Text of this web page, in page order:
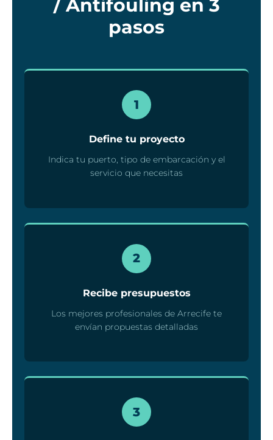
/ Antifouling en 3
pasos
1
Define tu proyecto
Indica tu puerto, tipo de embarcación y el
servicio que necesitas
2
Recibe presupuestos
Los mejores profesionales de Arrecife te
envían propuestas detalladas
3